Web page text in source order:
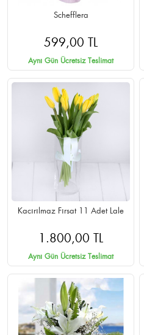
Schefflera
599,00 TL
Aynı Gün Ücretsiz Teslimat
Kacırılmaz Fırsat 11 Adet Lale
1.800,00 TL
Aynı Gün Ücretsiz Teslimat